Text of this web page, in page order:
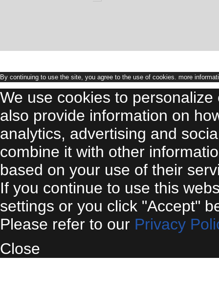
By continuing to use the site, you agree to the use of cookies. more
We use cookies to
also provide information on
analytics, advertising and
combine it with other
based on your use of their
If you continue to use this
settings or you click "Accept"
Please refer to our Privacy
Close